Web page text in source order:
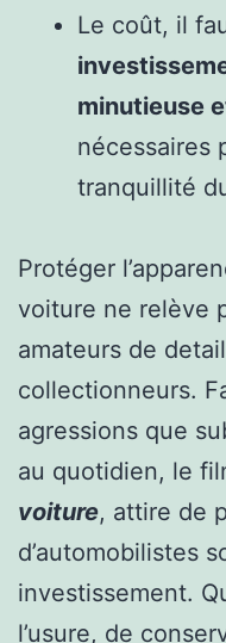
Le coût, il
minutieuse
nécessaires
tranquillité
Protéger
voiture ne relève
amateurs de
collectionneurs.
agressions que
au quotidien, le
voiture, attire de
d’automobilistes
investissement.
l’usure, de